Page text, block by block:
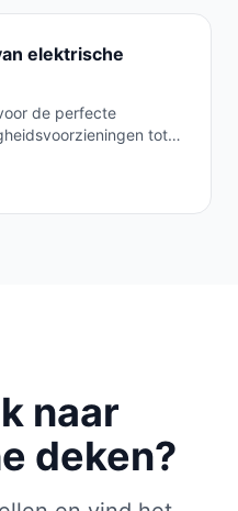
elektrische
de perfecte
tot
naar
deken?